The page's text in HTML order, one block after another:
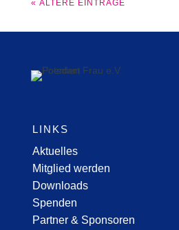
« ÄLTERE EINTRÄGE
LINKS
Aktuelles
Mitglied werden
Downloads
Spenden
Partner & Sponsoren